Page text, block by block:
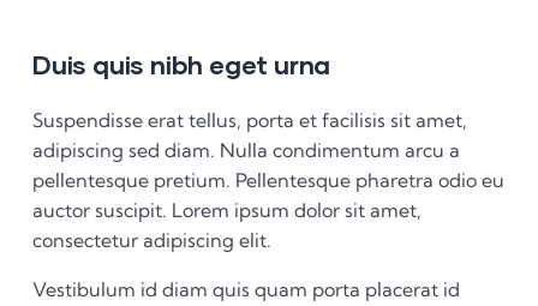
Duis quis nibh eget urna
Suspendisse erat tellus, porta et facilisis sit amet,
adipiscing sed diam. Nulla condimentum arcu a
pellentesque pretium. Pellentesque pharetra odio eu
auctor suscipit. Lorem ipsum dolor sit amet,
consectetur adipiscing elit.
Vestibulum id diam quis quam porta placerat id